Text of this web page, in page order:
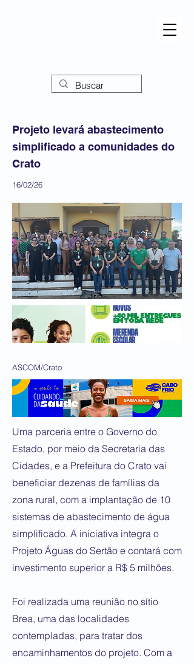
Projeto levará abastecimento
simplificado a comunidades do
Crato
16/02/26
ASCOM/Crato
Uma parceria entre o Governo do
Estado, por meio da Secretaria das
Cidades, e a Prefeitura do Crato vai
beneficiar dezenas de famílias da
zona rural, com a implantação de 10
sistemas de abastecimento de água
simplificado. A iniciativa integra o
Projeto Águas do Sertão e contará com
investimento superior a R$ 5 milhões.
Foi realizada uma reunião no sítio
Brea, uma das localidades
contempladas, para tratar dos
encaminhamentos do projeto. Com a